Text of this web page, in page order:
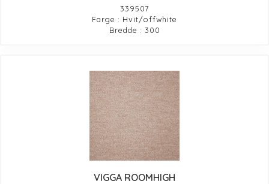
339507
Farge : Hvit/offwhite
Bredde : 300
VIGGA ROOMHIGH